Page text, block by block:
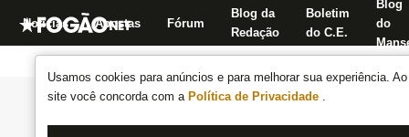
Usamos cookies para anúncios e para melhorar sua experiência.
site você concorda com a Política de Privacidade .
Notícias Apostas Fórum
Blog da
Redação
Boletim
do C.E.
Blog
do